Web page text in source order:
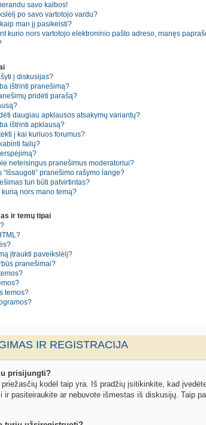
savo kalbos!
po savo vartotojo vardu?
man jį pasikeisti?
kurio nors vartotojo elektroninio pašto adreso, manęs
į diskusijas?
ištrinti pranešimą?
pridėti parašą?
daugiau apklausos atsakymų variantų?
ištrinti apklausą?
į kai kuriuos forumus?
failų?
neteisingus pranešimus moderatoriui?
“Išsaugoti” pranešimo rašymo lange?
turi būti patvirtintas?
nors mano temą?
ir temų tipai
įtraukti paveikslėlį?
pranešimai?
temos?
IR REGISTRACIJA
prisijungti?
kodėl taip yra. Iš pradžių įsitikinkite, kad
ir pasiteiraukite ar nebuvote išmestas iš diskusijų. Taip